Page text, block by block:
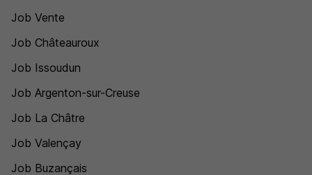
Job Vente
Job Châteauroux
Job Issoudun
Job Argenton-sur-Creuse
Job La Châtre
Job Valençay
Job Buzançais